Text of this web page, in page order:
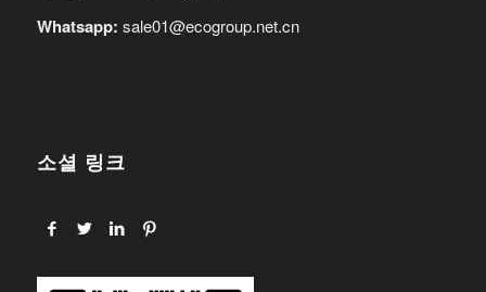
Whatsapp: sale01@ecogroup.net.cn
소셜 링크